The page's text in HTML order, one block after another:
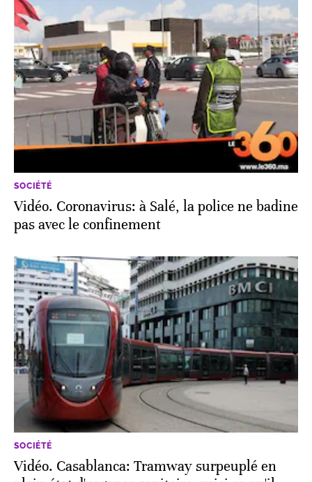
SOCIÉTÉ
Vidéo. Coronavirus: à Salé, la police ne badine
pas avec le confinement
SOCIÉTÉ
Vidéo. Casablanca: Tramway surpeuplé en